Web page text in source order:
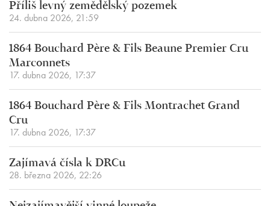
Příliš levný zemědělský pozemek
24. dubna 2026, 21:59
1864 Bouchard Père & Fils Beaune Premier Cru
Marconnets
17. dubna 2026, 17:37
1864 Bouchard Père & Fils Montrachet Grand
Cru
17. dubna 2026, 17:37
Zajímavá čísla k DRCu
28. března 2026, 22:26